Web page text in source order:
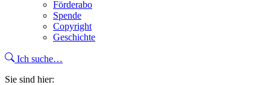
Förderabo
Spende
Copyright
Geschichte
Ich suche…
Sie sind hier: